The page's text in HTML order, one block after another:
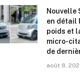
Nouvelle
en détail
poids et
micro-
de
août 8,